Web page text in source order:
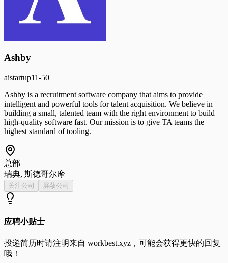
Ashby
aistartup11-50
Ashby is a recruitment software company that aims to provide
intelligent and powerful tools for talent acquisition. We believe in
building a small, talented team with the right environment to build
high-quality software fast. Our mission is to give TA teams the
highest standard of tooling.
总部
瑞典, 斯德哥尔摩
关注公司 屏蔽公司
应聘小贴士
投递简历时请注明来自 workbest.xyz ，可能会获得更快的回复
哦！